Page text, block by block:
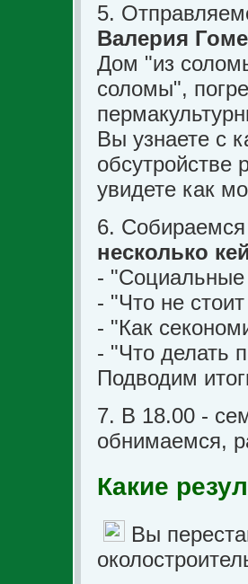
5.
Валерия
Дом "из
соломы",
Вы узнаете с
обсутройстве
увидете как
6.
несколько
- "Социальные
- "Что не
- "Как
- "Что делать
Подводим
7. В 18.00 -
обнимаемся,
Какие
Вы